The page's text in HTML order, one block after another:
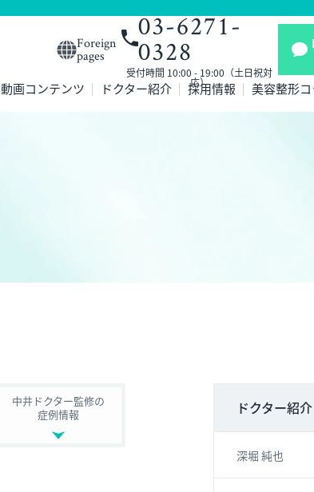
Foreign
pages
03-6271-
0328
受付時間 10:00 - 19:00（土日祝対
応）
動画コンテンツ ドクター紹介 採用情報 美容整形
中井ドクター監修の
症例情報
ドクター紹介
深堀 純也